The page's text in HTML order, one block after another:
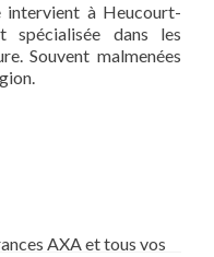
intervient à Heucourt-
dans les
Souvent malmenées
AXA et tous vos